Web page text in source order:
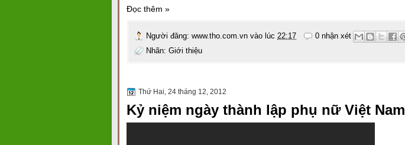
Đọc thêm »
Người đăng: www.tho.com.vn vào lúc 22:17
0 nhận xét
Nhãn: Giới thiệu
Thứ Hai, 24 tháng 12, 2012
Kỷ niệm ngày thành lập phụ nữ Việt Nam